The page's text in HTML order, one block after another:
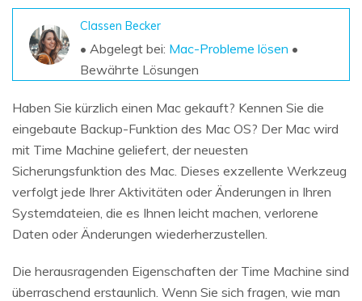
Weitere Produkte
Repairit - Datenreparatur
UBackit - Datensicherung
Classen Becker
• Abgelegt bei: Mac-Probleme lösen •
Bewährte Lösungen
Haben Sie kürzlich einen Mac gekauft? Kennen Sie die
eingebaute Backup-Funktion des Mac OS? Der Mac wird
mit Time Machine geliefert, der neuesten
Sicherungsfunktion des Mac. Dieses exzellente Werkzeug
verfolgt jede Ihrer Aktivitäten oder Änderungen in Ihren
Systemdateien, die es Ihnen leicht machen, verlorene
Daten oder Änderungen wiederherzustellen.
Die herausragenden Eigenschaften der Time Machine sind
überraschend erstaunlich. Wenn Sie sich fragen, wie man